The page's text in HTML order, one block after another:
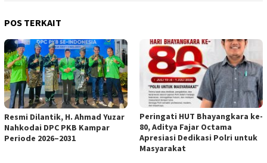
POS TERKAIT
Resmi Dilantik, H. Ahmad Yuzar
Nahkodai DPC PKB Kampar
Periode 2026–2031
Peringati HUT Bhayangkara ke-
80, Aditya Fajar Octama
Apresiasi Dedikasi Polri untuk
Masyarakat